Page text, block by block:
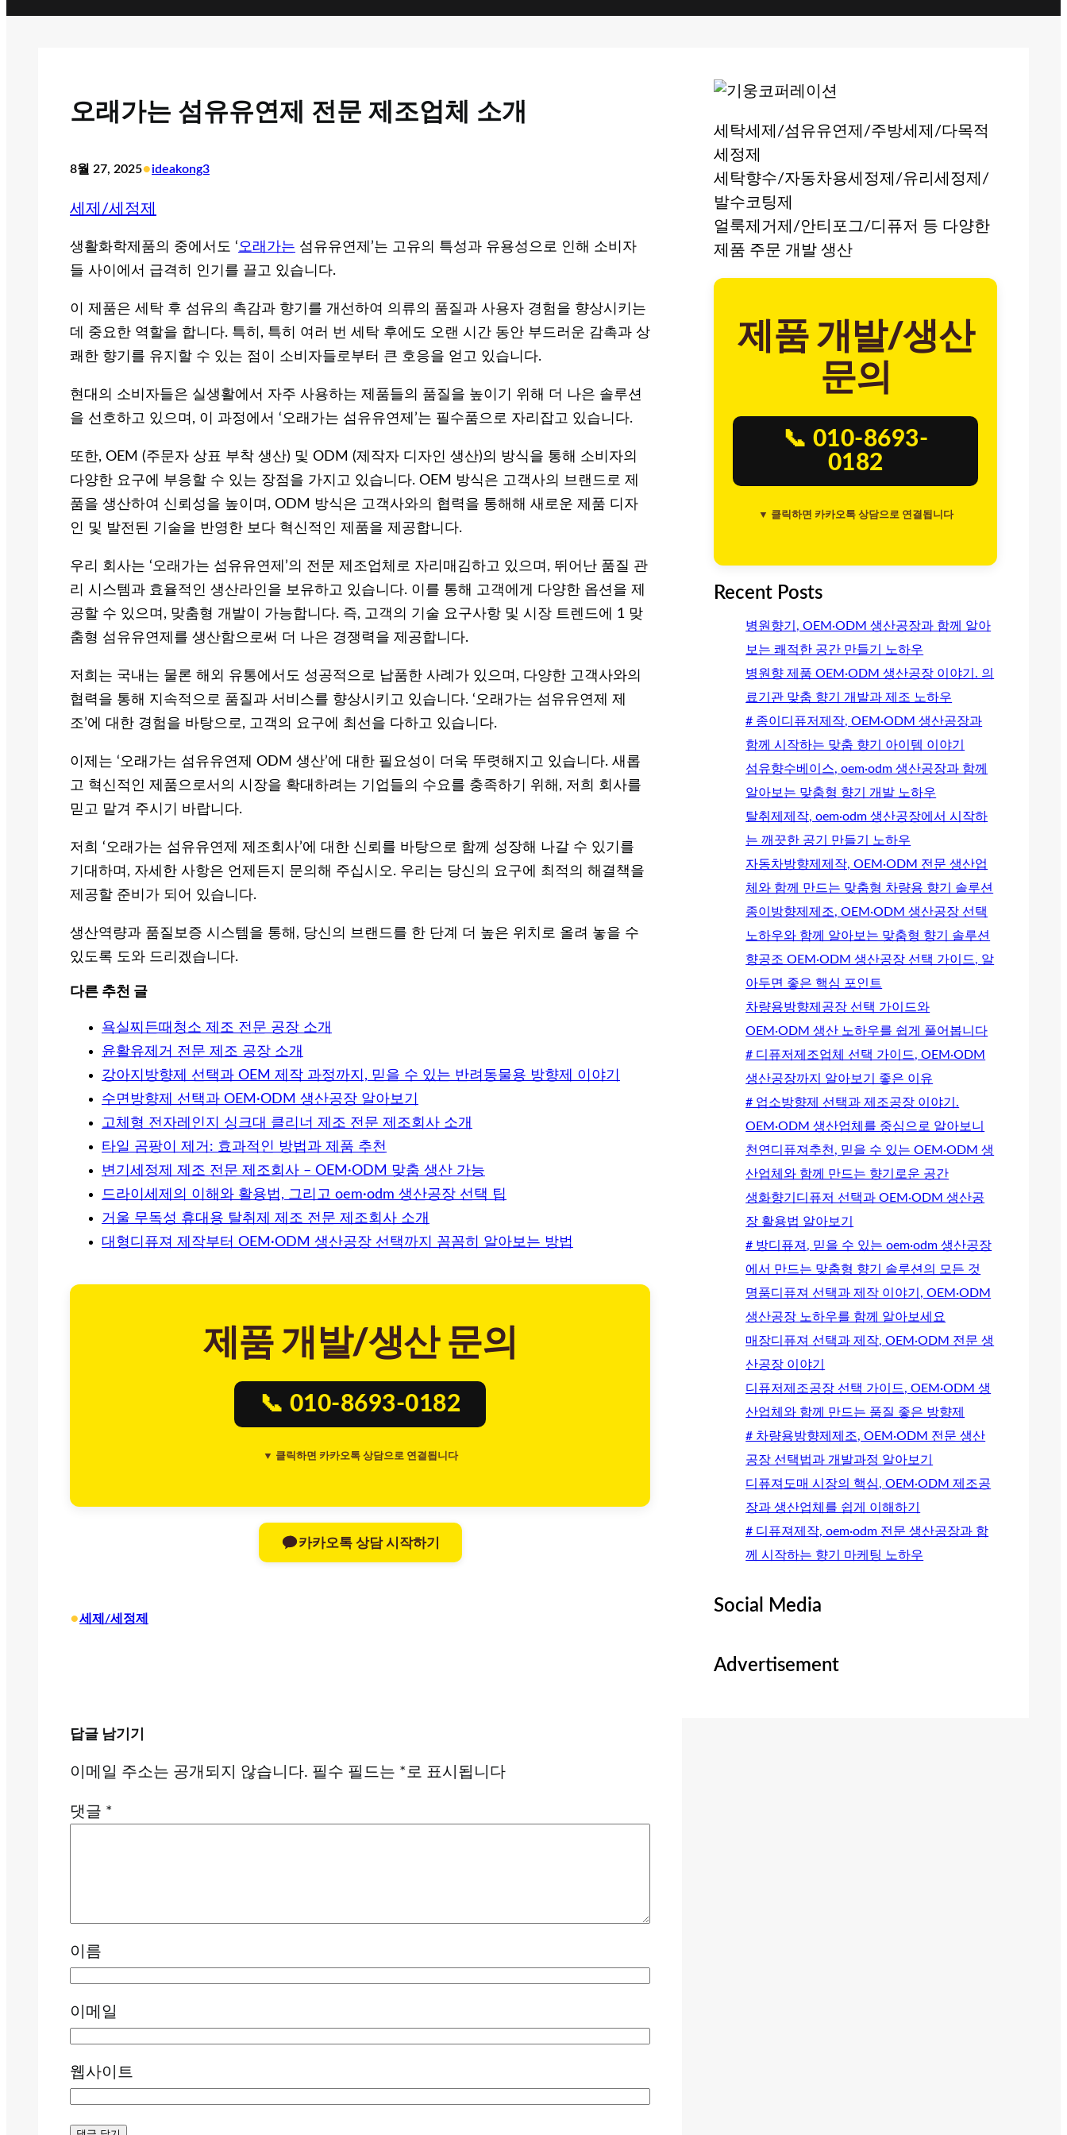
오래가는 섬유유연제 전문 제조업체 소개
8월 27, 2025•ideakong3
세제/세정제
생활화학제품의 중에서도 ‘오래가는 섬유유연제’는 고유의 특성과 유용성으로 인해 소비자
들 사이에서 급격히 인기를 끌고 있습니다.
이 제품은 세탁 후 섬유의 촉감과 향기를 개선하여 의류의 품질과 사용자 경험을 향상시키는
데 중요한 역할을 합니다. 특히, 특히 여러 번 세탁 후에도 오랜 시간 동안 부드러운 감촉과 상
쾌한 향기를 유지할 수 있는 점이 소비자들로부터 큰 호응을 얻고 있습니다.
현대의 소비자들은 실생활에서 자주 사용하는 제품들의 품질을 높이기 위해 더 나은 솔루션
을 선호하고 있으며, 이 과정에서 ‘오래가는 섬유유연제’는 필수품으로 자리잡고 있습니다.
또한, OEM (주문자 상표 부착 생산) 및 ODM (제작자 디자인 생산)의 방식을 통해 소비자의
다양한 요구에 부응할 수 있는 장점을 가지고 있습니다. OEM 방식은 고객사의 브랜드로 제
품을 생산하여 신뢰성을 높이며, ODM 방식은 고객사와의 협력을 통해해 새로운 제품 디자
인 및 발전된 기술을 반영한 보다 혁신적인 제품을 제공합니다.
우리 회사는 ‘오래가는 섬유유연제’의 전문 제조업체로 자리매김하고 있으며, 뛰어난 품질 관
리 시스템과 효율적인 생산라인을 보유하고 있습니다. 이를 통해 고객에게 다양한 옵션을 제
공할 수 있으며, 맞춤형 개발이 가능합니다. 즉, 고객의 기술 요구사항 및 시장 트렌드에 1 맞
춤형 섬유유연제를 생산함으로써 더 나은 경쟁력을 제공합니다.
저희는 국내는 물론 해외 유통에서도 성공적으로 납품한 사례가 있으며, 다양한 고객사와의
협력을 통해 지속적으로 품질과 서비스를 향상시키고 있습니다. ‘오래가는 섬유유연제 제
조’에 대한 경험을 바탕으로, 고객의 요구에 최선을 다하고 있습니다.
이제는 ‘오래가는 섬유유연제 ODM 생산’에 대한 필요성이 더욱 뚜렷해지고 있습니다. 새롭
고 혁신적인 제품으로서의 시장을 확대하려는 기업들의 수요를 충족하기 위해, 저희 회사를
믿고 맡겨 주시기 바랍니다.
저희 ‘오래가는 섬유유연제 제조회사’에 대한 신뢰를 바탕으로 함께 성장해 나갈 수 있기를
기대하며, 자세한 사항은 언제든지 문의해 주십시오. 우리는 당신의 요구에 최적의 해결책을
제공할 준비가 되어 있습니다.
생산역량과 품질보증 시스템을 통해, 당신의 브랜드를 한 단계 더 높은 위치로 올려 놓을 수
있도록 도와 드리겠습니다.
다른 추천 글
욕실찌든때청소 제조 전문 공장 소개
윤활유제거 전문 제조 공장 소개
강아지방향제 선택과 OEM 제작 과정까지, 믿을 수 있는 반려동물용 방향제 이야기
수면방향제 선택과 OEM·ODM 생산공장 알아보기
고체형 전자레인지 싱크대 클리너 제조 전문 제조회사 소개
타일 곰팡이 제거: 효과적인 방법과 제품 추천
변기세정제 제조 전문 제조회사 – OEM·ODM 맞춤 생산 가능
드라이세제의 이해와 활용법, 그리고 oem·odm 생산공장 선택 팁
거울 무독성 휴대용 탈취제 제조 전문 제조회사 소개
대형디퓨져 제작부터 OEM·ODM 생산공장 선택까지 꼼꼼히 알아보는 방법
제품 개발/생산 문의
📞 010-8693-0182
▼ 클릭하면 카카오톡 상담으로 연결됩니다
카카오톡 상담 시작하기
•세제/세정제
답글 남기기
이메일 주소는 공개되지 않습니다. 필수 필드는 *로 표시됩니다
댓글 *
이름
이메일
웹사이트
세탁세제/섬유유연제/주방세제/다목적
세정제
세탁향수/자동차용세정제/유리세정제/
발수코팅제
얼룩제거제/안티포그/디퓨저 등 다양한
제품 주문 개발 생산
제품 개발/생산
문의
📞 010-8693-
0182
▼ 클릭하면 카카오톡 상담으로 연결됩니다
Recent Posts
병원향기, OEM·ODM 생산공장과 함께 알아
보는 쾌적한 공간 만들기 노하우
병원향 제품 OEM·ODM 생산공장 이야기. 의
료기관 맞춤 향기 개발과 제조 노하우
# 종이디퓨저제작, OEM·ODM 생산공장과
함께 시작하는 맞춤 향기 아이템 이야기
섬유향수베이스, oem·odm 생산공장과 함께
알아보는 맞춤형 향기 개발 노하우
탈취제제작, oem·odm 생산공장에서 시작하
는 깨끗한 공기 만들기 노하우
자동차방향제제작, OEM·ODM 전문 생산업
체와 함께 만드는 맞춤형 차량용 향기 솔루션
종이방향제제조, OEM·ODM 생산공장 선택
노하우와 함께 알아보는 맞춤형 향기 솔루션
향공조 OEM·ODM 생산공장 선택 가이드, 알
아두면 좋은 핵심 포인트
차량용방향제공장 선택 가이드와
OEM·ODM 생산 노하우를 쉽게 풀어봅니다
# 디퓨저제조업체 선택 가이드, OEM·ODM
생산공장까지 알아보기 좋은 이유
# 업소방향제 선택과 제조공장 이야기.
OEM·ODM 생산업체를 중심으로 알아보니
천연디퓨져추천, 믿을 수 있는 OEM·ODM 생
산업체와 함께 만드는 향기로운 공간
생화향기디퓨저 선택과 OEM·ODM 생산공
장 활용법 알아보기
# 방디퓨져, 믿을 수 있는 oem·odm 생산공장
에서 만드는 맞춤형 향기 솔루션의 모든 것
명품디퓨져 선택과 제작 이야기, OEM·ODM
생산공장 노하우를 함께 알아보세요
매장디퓨져 선택과 제작, OEM·ODM 전문 생
산공장 이야기
디퓨저제조공장 선택 가이드, OEM·ODM 생
산업체와 함께 만드는 품질 좋은 방향제
# 차량용방향제제조, OEM·ODM 전문 생산
공장 선택법과 개발과정 알아보기
디퓨져도매 시장의 핵심, OEM·ODM 제조공
장과 생산업체를 쉽게 이해하기
# 디퓨져제작, oem·odm 전문 생산공장과 함
께 시작하는 향기 마케팅 노하우
Social Media
Advertisement